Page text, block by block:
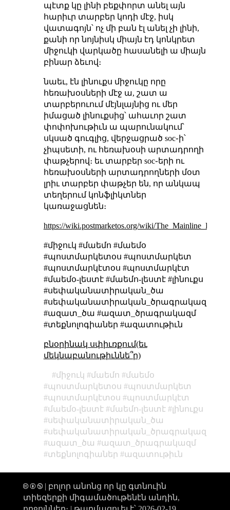
պէտք կը լինի բեքփորտ անել այն
հարիւր տարբեր կոդի մէջ, իսկ
վատագոյն՝ ոչ մի բան էլ անել չի լինի,
քանի որ նոյնիսկ միայն էդ կոնկրետ
միջուկի վարկածը հասանելի ա միայն
բինար ձեւով։
նաեւ, էն լինուքս միջուկը որը
հեռախօսների մէջ ա, շատ ա
տարբերուում մէյնլայնից ու մեր
իմացած լինուքսից՝ ահաւոր շատ
փոփոխութիւն ա պարունակում՝
սկսած գուգլից, վերջացրած soc֊ի՝
չիպսետի, ու հեռախօսի արտադրողի
փաթչերով։ եւ տարբեր soc֊երի ու
հեռախօսների արտադրողների մօտ
լրիւ տարբեր փաթչեր են, որ անկապ
տեղերում կոնֆլիկտներ
կառաջացնեն։
https://wiki.postmarketos.org/wiki/The_Mainline_Kernel
#միջուկ #մաեմո #մաեմօ
#պոստմարկետօս #պոստմարկետ
#պոստմարկէտօս #պոստմարկէտ
#մաեմօ-լեստէ #մաեմո-լեստէ #լինուքս
#սեփականատիրական_ծա
#սեփականատիրական_ծրագրակազմ
#ազատ_ծա #ազատ_ծրագրակազմ
#տեքնոլոգիաներ #ազատութիւն
բնօրինակ սփիւռքում(եւ
մեկնաբանութիւննե՞ր)
միջուկ մաեմո
մաեմօ
պոստմարկետօս
պոստմարկետ
պոստմարկէտօս
պոստմարկէտ
մաեմօ-լեստէ
մաեմո-լեստէ
լինուքս
սեփականատիրական_ծա
սեփականատիրական_ծրագրակազմ
ազատ_ծա
ազատ_ծրագրակազմ
տեքնոլոգիաներ
ազատութիւն
🅭 🅯 🄏 | բոլոր անոնց որ կը գտնուին
տիեզերքի միգամածութենէն անդին,